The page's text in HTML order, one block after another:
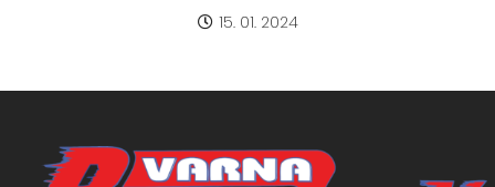
15. 01. 2024